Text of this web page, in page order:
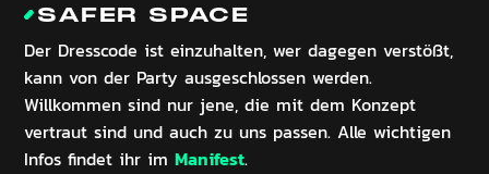
SAFER SPACE
Der Dresscode ist einzuhalten, wer dagegen verstößt,
kann von der Party ausgeschlossen werden.
Willkommen sind nur jene, die mit dem Konzept
vertraut sind und auch zu uns passen. Alle wichtigen
Infos findet ihr im Manifest.